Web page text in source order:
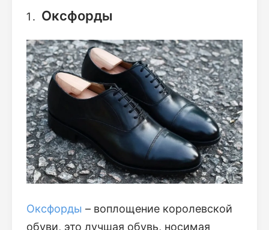
Оксфорды
Оксфорды – воплощение королевской
обуви, это лучшая обувь, носимая